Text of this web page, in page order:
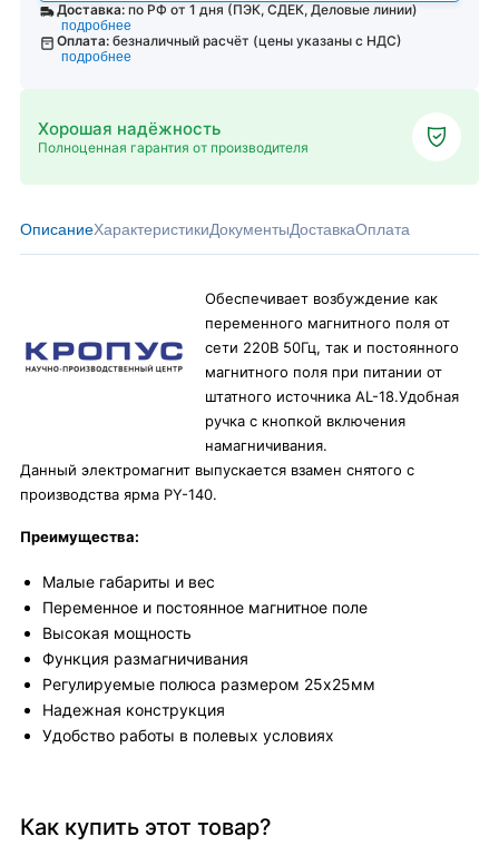
Доставка: по РФ от 1 дня (ПЭК, СДЕК, Деловые линии)
подробнее
Оплата: безналичный расчёт (цены указаны с НДС)
подробнее
Хорошая надёжность
Полноценная гарантия от производителя
ОписаниеХарактеристикиДокументыДоставкаОплата
Обеспечивает возбуждение как
переменного магнитного поля от
сети 220В 50Гц, так и постоянного
магнитного поля при питании от
штатного источника AL-18.Удобная
ручка с кнопкой включения
намагничивания.
Данный электромагнит выпускается взамен снятого с
производства ярма PY-140.
Преимущества:
Малые габариты и вес
Переменное и постоянное магнитное поле
Высокая мощность
Функция размагничивания
Регулируемые полюса размером 25х25мм
Надежная конструкция
Удобство работы в полевых условиях
Как купить этот товар?